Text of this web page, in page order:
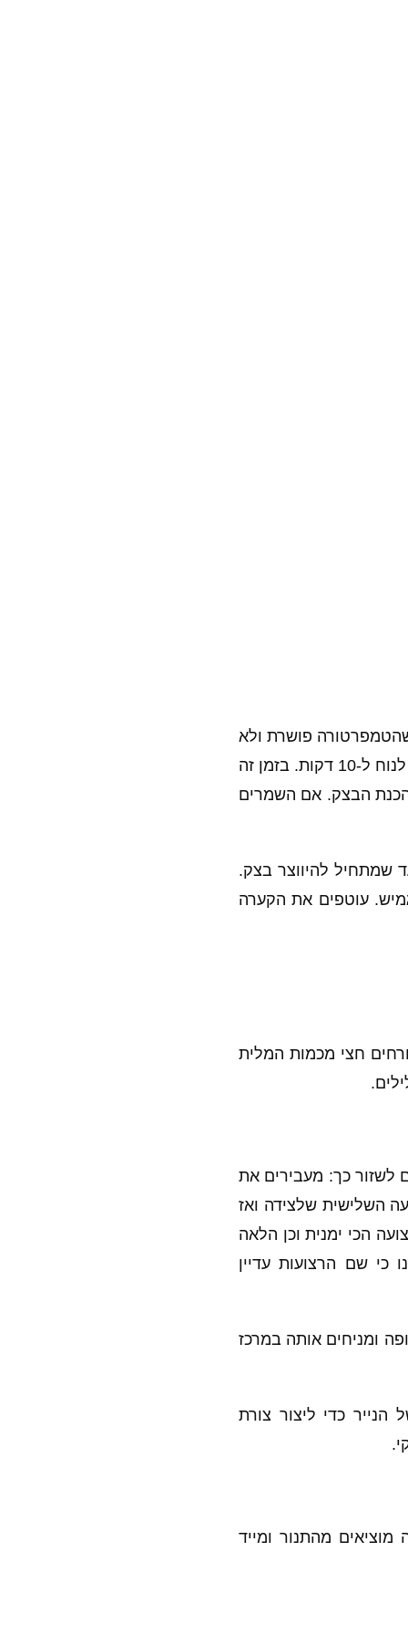
פושרת ולא
חמה כדי לא להרוס את השמרים. מוסיפים גם את השמרים ומערבבים. מניחים בצד לנוח ל-10 דקות. בזמן זה
הבצק. אם השמרים
שמתחיל להיווצר בצק.
בצק רך מאד וגמיש. עוטפים את הקערה
הבצק לעלה בעבי 3 מ״מ בערך. ומורחים חצי מכמות המלית
לשזור כך: מעבירים את
השלישית שלצידה ואז
הכי ימנית וכן הלאה
שם הרצועות עדיין
ומניחים אותה במרכז
הנייר כדי ליצור צורת
40-45 דקות. בסיום האפייה מוציאים מהתנור ומייד